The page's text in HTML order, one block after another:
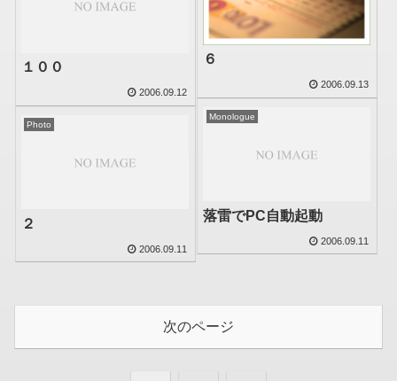
６
2006.09.13
１００
2006.09.12
Monologue
落雷でPC自動起動
2006.09.11
Photo
２
2006.09.11
次のページ